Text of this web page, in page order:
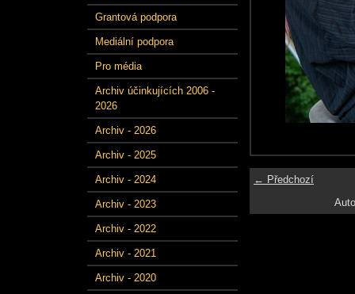
Grantová podpora
Mediální podpora
Pro média
Archiv účinkujících 2006 -
2026
Archiv - 2026
Archiv - 2025
Archiv - 2024
Archiv - 2023
Archiv - 2022
Archiv - 2021
Archiv - 2020
← Předchozí